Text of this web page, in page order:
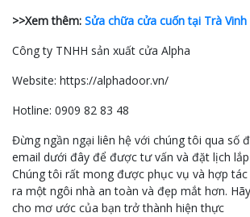
>>Xem thêm: Sửa chữa cửa cuốn tại Trà Vinh
Công ty TNHH sản xuất cửa Alpha
Website: https://alphadoor.vn/
Hotline: 0909 82 83 48
Đừng ngần ngại liên hệ với chúng tôi qua số
email dưới đây để được tư vấn và đặt lịch
Chúng tôi rất mong được phục vụ và hợp
ra một ngôi nhà an toàn và đẹp mắt hơn.
cho mơ ước của bạn trở thành hiện thực